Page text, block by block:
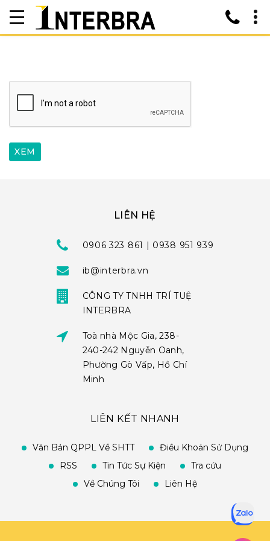
LIÊN HỆ
0906 323 861 | 0938 951 939
ib@interbra.vn
CÔNG TY TNHH TRÍ TUỆ
INTERBRA
Toà nhà Mộc Gia, 238-
240-242 Nguyễn Oanh,
Phường Gò Vấp, Hồ Chí
Minh
LIÊN KẾT NHANH
Văn Bản QPPL Về SHTT
Điều Khoản Sử Dụng
RSS
Tin Tức Sự Kiện
Tra cứu
Về Chúng Tôi
Liên Hệ